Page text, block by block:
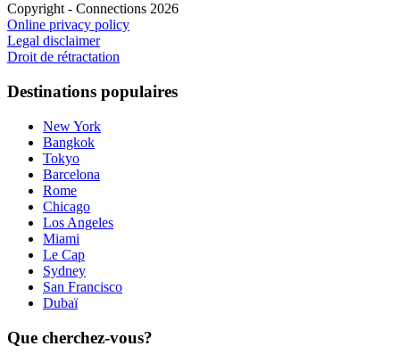
Copyright - Connections 2026
Online privacy policy
Legal disclaimer
Droit de rétractation
Destinations populaires
New York
Bangkok
Tokyo
Barcelona
Rome
Chicago
Los Angeles
Miami
Le Cap
Sydney
San Francisco
Dubaï
Que cherchez-vous?